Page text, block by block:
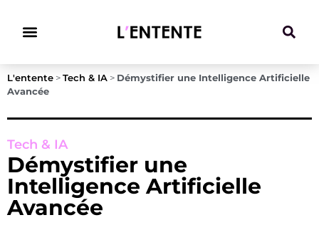
L'entente > Tech & IA > Démystifier une Intelligence Artificielle
Avancée
Tech & IA
Démystifier une
Intelligence Artificielle
Avancée